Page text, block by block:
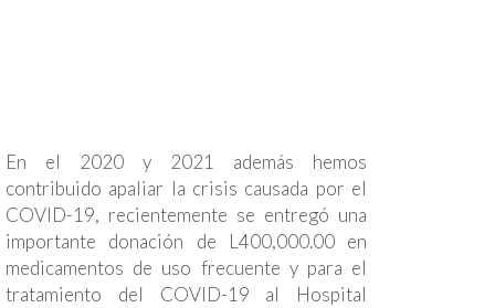
En el 2020 y 2021 además hemos
contribuido apaliar la crisis causada por el
COVID-19, recientemente se entregó una
importante donación de L400,000.00 en
medicamentos de uso frecuente y para el
tratamiento del COVID-19 al Hospital